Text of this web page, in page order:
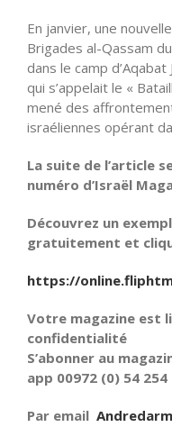
En janvier, une
Brigades al-Qassam
dans le camp
qui s’appelait le «
mené des
israéliennes opérant
La suite de l’article
numéro d’Israël
Découvrez un
gratuitement et
https://
Votre magazine est
confidentialité
S’abonner au
app 00972 (0) 54
Par email